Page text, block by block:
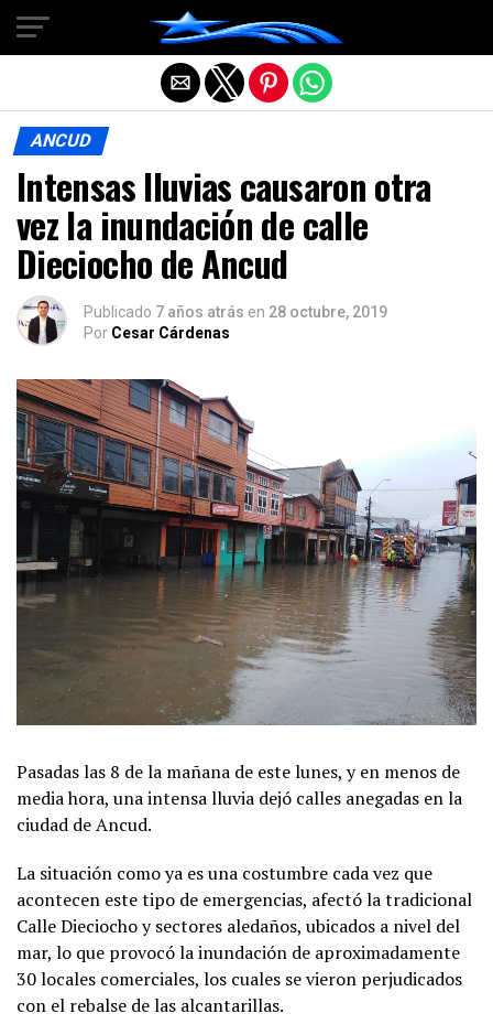
ANCUD
Intensas lluvias causaron otra
vez la inundación de calle
Dieciocho de Ancud
Publicado 7 años atrás en 28 octubre, 2019
Por Cesar Cárdenas
Pasadas las 8 de la mañana de este lunes, y en menos de
media hora, una intensa lluvia dejó calles anegadas en la
ciudad de Ancud.
La situación como ya es una costumbre cada vez que
acontecen este tipo de emergencias, afectó la tradicional
Calle Dieciocho y sectores aledaños, ubicados a nivel del
mar, lo que provocó la inundación de aproximadamente
30 locales comerciales, los cuales se vieron perjudicados
con el rebalse de las alcantarillas.
Salir de la versión móvil